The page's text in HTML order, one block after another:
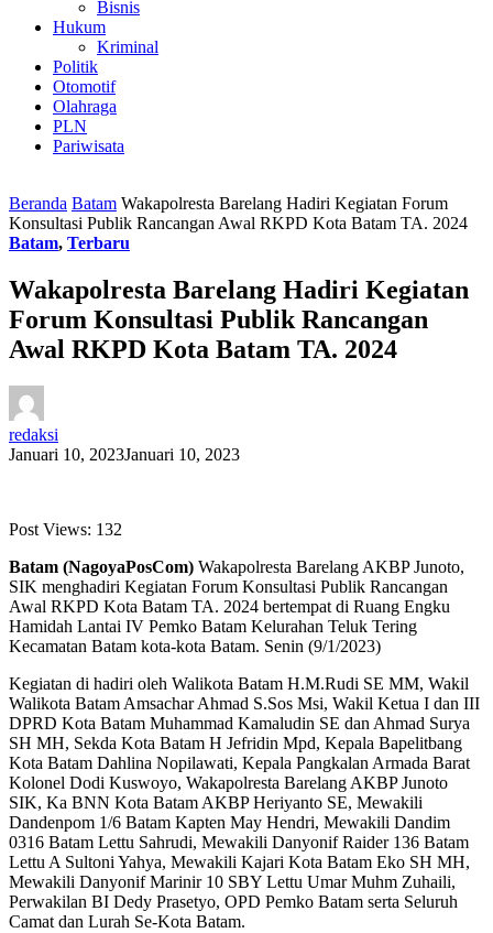
Bisnis
Hukum
Kriminal
Politik
Otomotif
Olahraga
PLN
Pariwisata
Beranda Batam Wakapolresta Barelang Hadiri Kegiatan Forum
Konsultasi Publik Rancangan Awal RKPD Kota Batam TA. 2024
Batam, Terbaru
Wakapolresta Barelang Hadiri Kegiatan
Forum Konsultasi Publik Rancangan
Awal RKPD Kota Batam TA. 2024
redaksi
Januari 10, 2023Januari 10, 2023
Post Views: 132
Batam (NagoyaPosCom) Wakapolresta Barelang AKBP Junoto,
SIK menghadiri Kegiatan Forum Konsultasi Publik Rancangan
Awal RKPD Kota Batam TA. 2024 bertempat di Ruang Engku
Hamidah Lantai IV Pemko Batam Kelurahan Teluk Tering
Kecamatan Batam kota-kota Batam. Senin (9/1/2023)
Kegiatan di hadiri oleh Walikota Batam H.M.Rudi SE MM, Wakil
Walikota Batam Amsachar Ahmad S.Sos Msi, Wakil Ketua I dan III
DPRD Kota Batam Muhammad Kamaludin SE dan Ahmad Surya
SH MH, Sekda Kota Batam H Jefridin Mpd, Kepala Bapelitbang
Kota Batam Dahlina Nopilawati, Kepala Pangkalan Armada Barat
Kolonel Dodi Kuswoyo, Wakapolresta Barelang AKBP Junoto
SIK, Ka BNN Kota Batam AKBP Heriyanto SE, Mewakili
Dandenpom 1/6 Batam Kapten May Hendri, Mewakili Dandim
0316 Batam Lettu Sahrudi, Mewakili Danyonif Raider 136 Batam
Lettu A Sultoni Yahya, Mewakili Kajari Kota Batam Eko SH MH,
Mewakili Danyonif Marinir 10 SBY Lettu Umar Muhm Zuhaili,
Perwakilan BI Dedy Prasetyo, OPD Pemko Batam serta Seluruh
Camat dan Lurah Se-Kota Batam.